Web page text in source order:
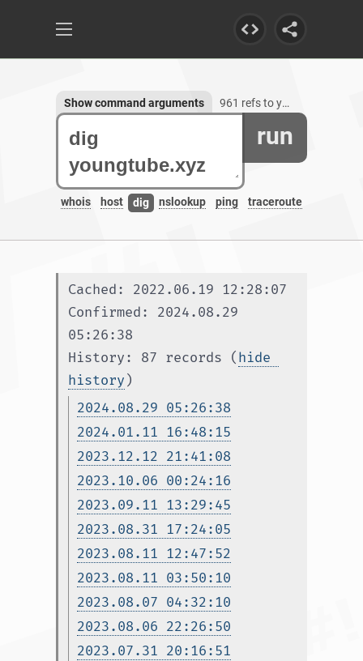
run
whois host dig nslookup ping traceroute
Show command arguments 961 refs to youngtube.xyz
Cached: 2022.06.19 12:28:07
Confirmed: 2024.08.29
05:26:38
History: 87 records (hide
history )
2024.08.29 05:26:38
2024.01.11 16:48:15
2023.12.12 21:41:08
2023.10.06 00:24:16
2023.09.11 13:29:45
2023.08.31 17:24:05
2023.08.11 12:47:52
2023.08.11 03:50:10
2023.08.07 04:32:10
2023.08.06 22:26:50
2023.07.31 20:16:51